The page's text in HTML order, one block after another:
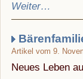
Weiter…
Artikel vom 9.
Neues Leben